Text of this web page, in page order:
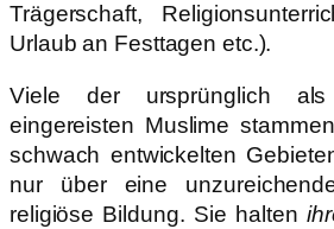
Trägerschaft,
Urlaub an Festtagen etc.).
Viele der ursprünglich als
eingereisten Muslime
schwach entwickelten
nur über eine
religiöse Bildung. Sie halten